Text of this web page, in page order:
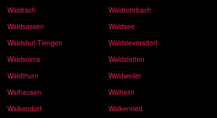
Waldrach
Waldrohrbach
Waldsassen
Waldsee
Waldshut-Tiengen
Waldsieversdorf
Waldsolms
Waldstetten
Waldthurn
Waldweiler
Walhausen
Walheim
Walkendorf
Walkenried